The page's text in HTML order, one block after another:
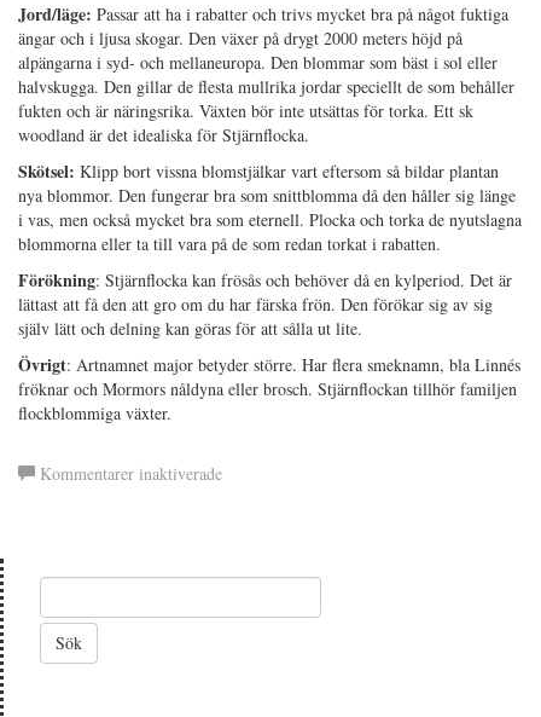
Jord/läge: Passar att ha i rabatter och trivs mycket bra på något fuktiga
ängar och i ljusa skogar. Den växer på drygt 2000 meters höjd på
alpängarna i syd- och mellaneuropa. Den blommar som bäst i sol eller
halvskugga. Den gillar de flesta mullrika jordar speciellt de som behåller
fukten och är näringsrika. Växten bör inte utsättas för torka. Ett sk
woodland är det idealiska för Stjärnflocka.
Skötsel: Klipp bort vissna blomstjälkar vart eftersom så bildar plantan
nya blommor. Den fungerar bra som snittblomma då den håller sig länge
i vas, men också mycket bra som eternell. Plocka och torka de nyutslagna
blommorna eller ta till vara på de som redan torkat i rabatten.
Förökning: Stjärnflocka kan frösås och behöver då en kylperiod. Det är
lättast att få den att gro om du har färska frön. Den förökar sig av sig
själv lätt och delning kan göras för att sålla ut lite.
Övrigt: Artnamnet major betyder större. Har flera smeknamn, bla Linnés
fröknar och Mormors nåldyna eller brosch. Stjärnflockan tillhör familjen
flockblommiga växter.
Kommentarer inaktiveradeför